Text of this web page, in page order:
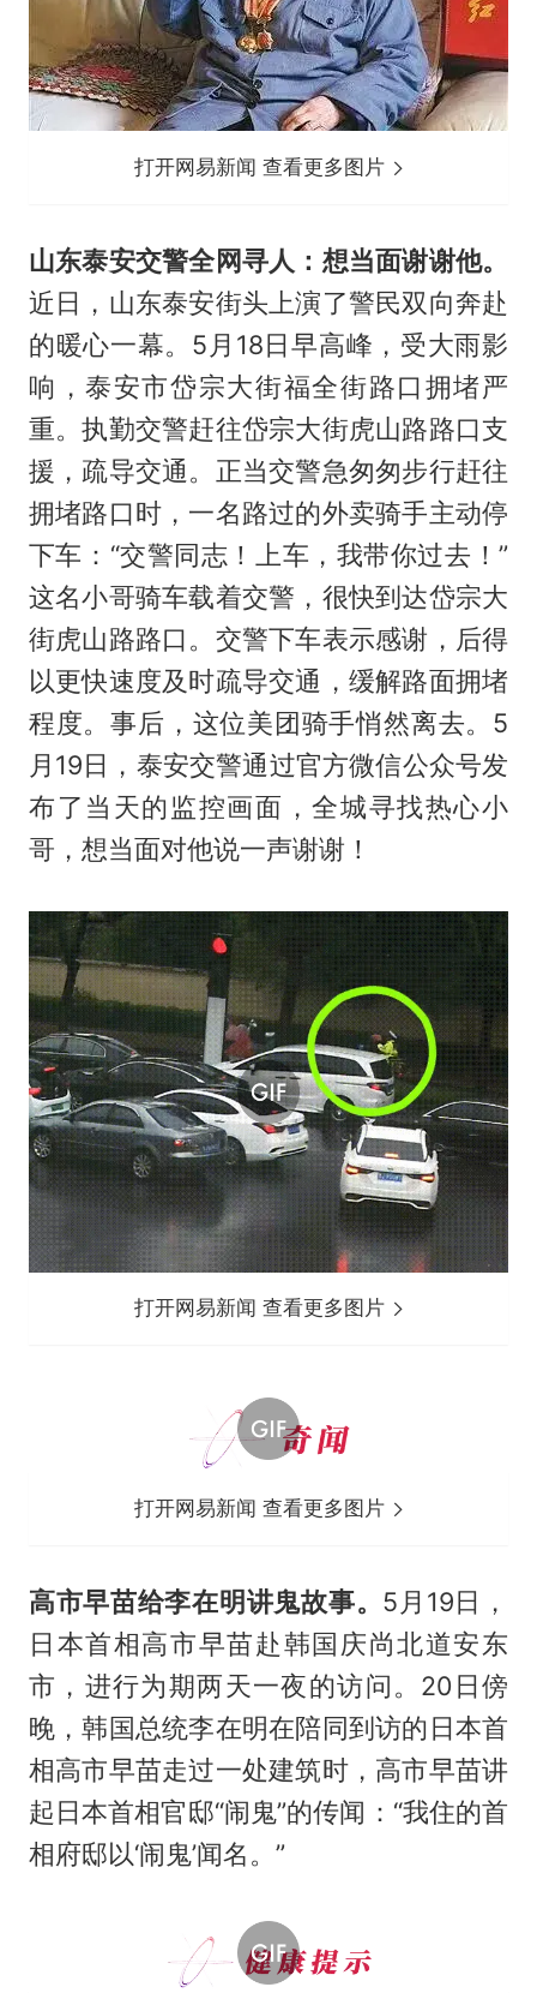
打开网易新闻 查看更多图片
山东泰安交警全网寻人：想当面谢谢他。
近日，山东泰安街头上演了警民双向奔赴
的暖心一幕。5月18日早高峰，受大雨影
响，泰安市岱宗大街福全街路口拥堵严
重。执勤交警赶往岱宗大街虎山路路口支
援，疏导交通。正当交警急匆匆步行赶往
拥堵路口时，一名路过的外卖骑手主动停
下车：“交警同志！上车，我带你过去！”
这名小哥骑车载着交警，很快到达岱宗大
街虎山路路口。交警下车表示感谢，后得
以更快速度及时疏导交通，缓解路面拥堵
程度。事后，这位美团骑手悄然离去。5
月19日，泰安交警通过官方微信公众号发
布了当天的监控画面，全城寻找热心小
哥，想当面对他说一声谢谢！
打开网易新闻 查看更多图片
打开网易新闻 查看更多图片
高市早苗给李在明讲鬼故事。 5月19日，
日本首相高市早苗赴韩国庆尚北道安东
市，进行为期两天一夜的访问。20日傍
晚，韩国总统李在明在陪同到访的日本首
相高市早苗走过一处建筑时，高市早苗讲
起日本首相官邸“闹鬼”的传闻：“我住的首
相府邸以‘闹鬼’闻名。”